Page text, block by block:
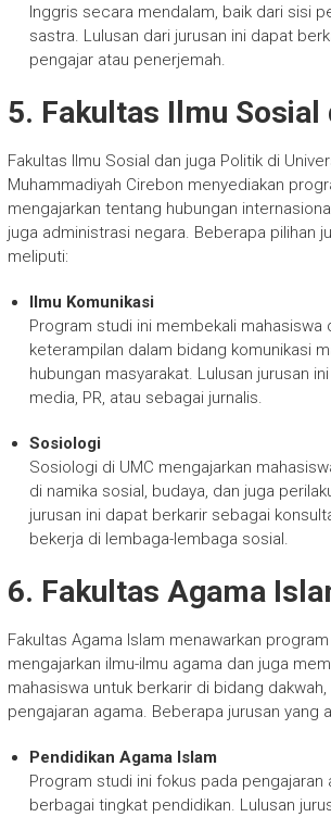
Inggris secara mendalam, baik dari sisi
sastra. Lulusan dari jurusan ini dapat
pengajar atau penerjemah.
5. Fakultas Ilmu Sosial
Fakultas Ilmu Sosial dan juga Politik di
Muhammadiyah Cirebon menyediakan
mengajarkan tentang hubungan
juga administrasi negara. Beberapa pilihan
meliputi:
Ilmu Komunikasi
Program studi ini membekali mahasiswa
keterampilan dalam bidang komunikasi
hubungan masyarakat. Lulusan jurusan
media, PR, atau sebagai jurnalis.
Sosiologi
Sosiologi di UMC mengajarkan
di namika sosial, budaya, dan juga
jurusan ini dapat berkarir sebagai
bekerja di lembaga-lembaga sosial.
6. Fakultas Agama
Fakultas Agama Islam menawarkan
mengajarkan ilmu-ilmu agama dan juga
mahasiswa untuk berkarir di bidang
pengajaran agama. Beberapa jurusan yang
Pendidikan Agama Islam
Program studi ini fokus pada pengajaran
berbagai tingkat pendidikan. Lulusan